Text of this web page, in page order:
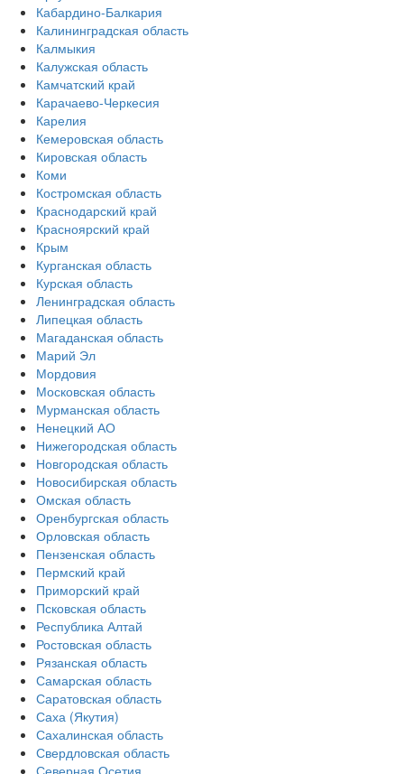
Кабардино-Балкария
Калининградская область
Калмыкия
Калужская область
Камчатский край
Карачаево-Черкесия
Карелия
Кемеровская область
Кировская область
Коми
Костромская область
Краснодарский край
Красноярский край
Крым
Курганская область
Курская область
Ленинградская область
Липецкая область
Магаданская область
Марий Эл
Мордовия
Московская область
Мурманская область
Ненецкий АО
Нижегородская область
Новгородская область
Новосибирская область
Омская область
Оренбургская область
Орловская область
Пензенская область
Пермский край
Приморский край
Псковская область
Республика Алтай
Ростовская область
Рязанская область
Самарская область
Саратовская область
Саха (Якутия)
Сахалинская область
Свердловская область
Северная Осетия